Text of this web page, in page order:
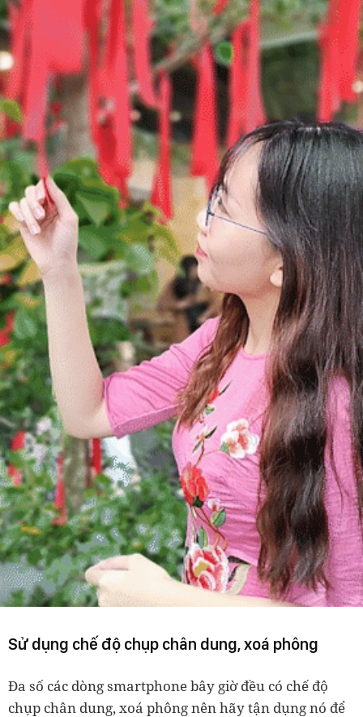
Sử dụng chế độ chụp chân dung, xoá phông
Đa số các dòng smartphone bây giờ đều có chế độ
chụp chân dung, xoá phông nên hãy tận dụng nó để